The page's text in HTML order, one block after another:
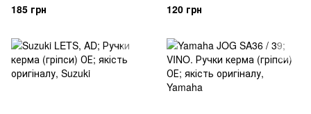
185 грн 120 грн